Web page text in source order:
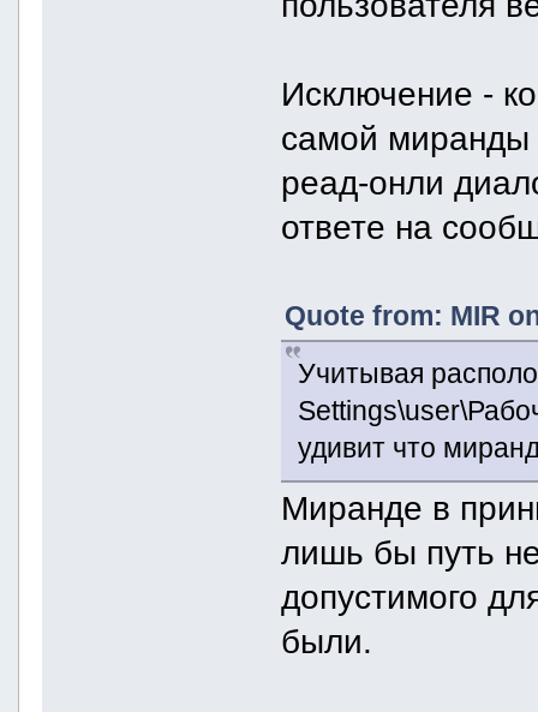
Исключение -
самой миранды
реад-онли
ответе на
Quote from: MIR
Учитывая
удивит что
Миранде в
лишь бы путь
допустимого
были.